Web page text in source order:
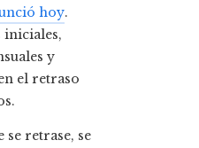
hoy.
iniciales,
y
el retraso
se retrase, se